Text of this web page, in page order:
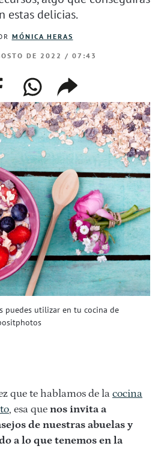
puedes utilizar en tu cocina de
estas delicias.
MÓNICA HERAS
DE 2022 / 07:43
whatsappcompartir
enlace
que te hablamos de lacocina
, esa que nos invita a
de nuestras abuelas y
a lo que tenemos en la